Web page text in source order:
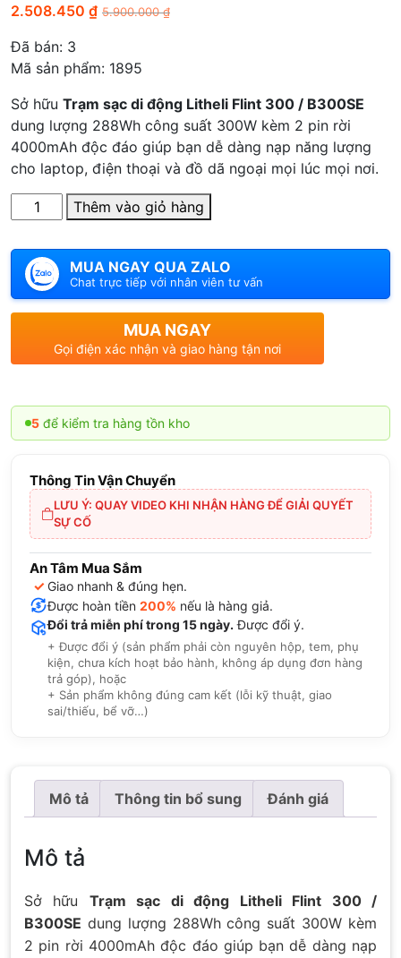
đánh giá
2.508.450 ₫ 5.900.000₫
Đã bán: 3
Mã sản phẩm: 1895
Sở hữu Trạm sạc di động Litheli Flint 300 / B300SE
dung lượng 288Wh công suất 300W kèm 2 pin rời
4000mAh độc đáo giúp bạn dễ dàng nạp năng lượng
cho laptop, điện thoại và đồ dã ngoại mọi lúc mọi nơi.
lượng
Thêm vào giỏ hàng
MUA NGAY QUA ZALO
Chat trực tiếp với nhân viên tư vấn
MUA NGAY
Gọi điện xác nhận và giao hàng tận nơi
tra hàng tồn kho
Thông Tin Vận Chuyển
LƯU Ý: QUAY VIDEO KHI NHẬN HÀNG ĐỂ GIẢI QUYẾT
SỰ CỐ
An Tâm Mua Sắm
✓ Giao nhanh & đúng hẹn.
Được hoàn tiền 200% nếu là hàng giả.
Đổi trả miễn phí trong 15 ngày. Được đổi ý.
+ Được đổi ý (sản phẩm phải còn nguyên hộp, tem, phụ
kiện, chưa kích hoạt bảo hành, không áp dụng đơn hàng
trả góp), hoặc
+ Sản phẩm không đúng cam kết (lỗi kỹ thuật, giao
sai/thiếu, bể vỡ…)
Mô tả Thông tin bổ sung Đánh giá
Mô tả
Sở hữu Trạm sạc di động Litheli Flint 300 /
B300SE dung lượng 288Wh công suất 300W kèm
2 pin rời 4000mAh độc đáo giúp bạn dễ dàng nạp